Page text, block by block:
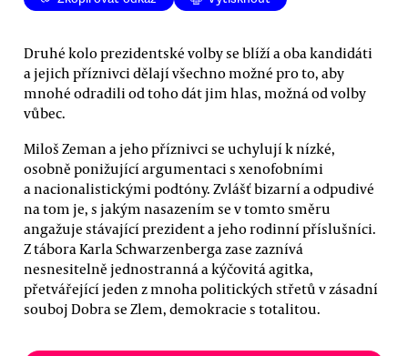
Druhé kolo prezidentské volby se blíží a oba kandidáti
a jejich příznivci dělají všechno možné pro to, aby
mnohé odradili od toho dát jim hlas, možná od volby
vůbec.
Miloš Zeman a jeho příznivci se uchylují k nízké,
osobně ponižující argumentaci s xenofobními
a nacionalistickými podtóny. Zvlášť bizarní a odpudivé
na tom je, s jakým nasazením se v tomto směru
angažuje stávající prezident a jeho rodinní příslušníci.
Z tábora Karla Schwarzenberga zase zaznívá
nesnesitelně jednostranná a kýčovitá agitka,
přetvářející jeden z mnoha politických střetů v zásadní
souboj Dobra se Zlem, demokracie s totalitou.